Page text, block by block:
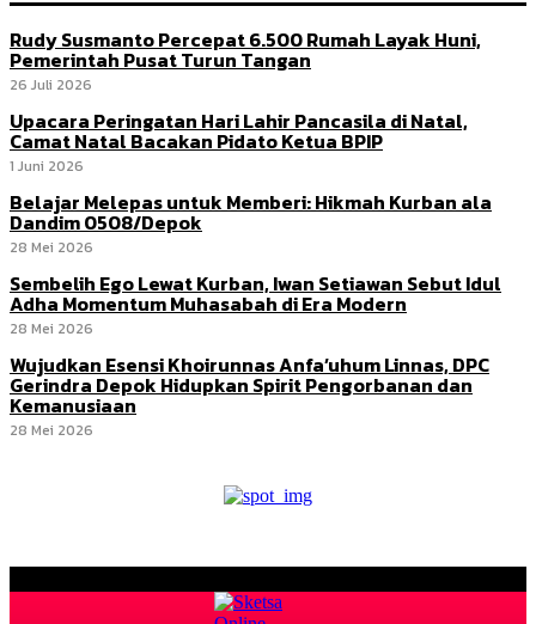
Rudy Susmanto Percepat 6.500 Rumah Layak Huni,
Pemerintah Pusat Turun Tangan
26 Juli 2026
Upacara Peringatan Hari Lahir Pancasila di Natal,
Camat Natal Bacakan Pidato Ketua BPIP
1 Juni 2026
Belajar Melepas untuk Memberi: Hikmah Kurban ala
Dandim 0508/Depok
28 Mei 2026
Sembelih Ego Lewat Kurban, Iwan Setiawan Sebut Idul
Adha Momentum Muhasabah di Era Modern
28 Mei 2026
Wujudkan Esensi Khoirunnas Anfa’uhum Linnas, DPC
Gerindra Depok Hidupkan Spirit Pengorbanan dan
Kemanusiaan
28 Mei 2026